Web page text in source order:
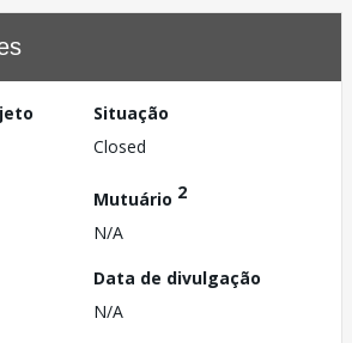
Situação
Closed
Mutuário 2
N/A
Data de divulgação
N/A